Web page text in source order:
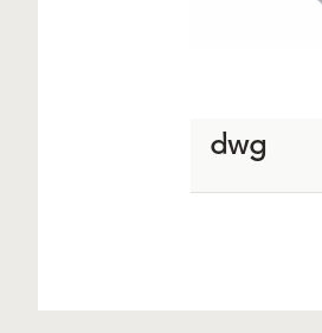
dwg